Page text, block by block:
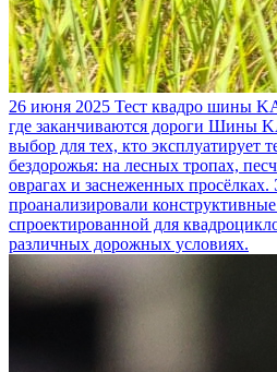
26 июня 2025 Тест квадро шины
где заканчиваются дороги Шины
выбор для тех, кто эксплуатирует
бездорожья: на лесных тропах,
оврагах и заснеженных
проанализировали
спроектированной для
различных дорожных условиях.